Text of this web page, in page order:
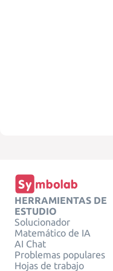
HERRAMIENTAS DE
ESTUDIO
Solucionador
Matemático de IA
AI Chat
Problemas populares
Hojas de trabajo